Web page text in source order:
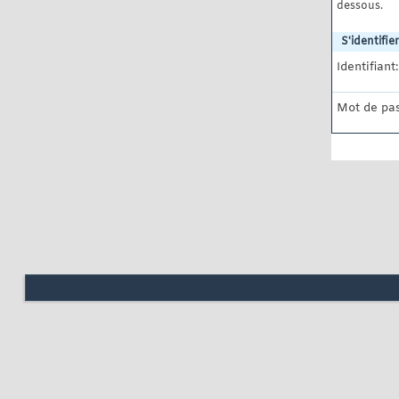
dessous.
S'identifier
Identifiant:
Mot de